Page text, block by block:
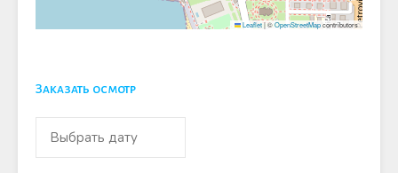
Leaflet|©OpenStreetMapcontributors
Заказать осмотр